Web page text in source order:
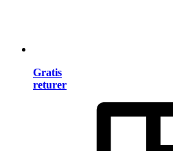
Gratis
returer